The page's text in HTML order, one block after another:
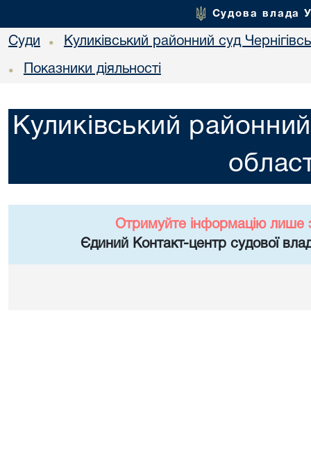
Судова влада
Суди • Куликівський районний суд
• Показники діяльності
Куликівський районний
Отримуйте інформацію лише
Єдиний Контакт-центр судової